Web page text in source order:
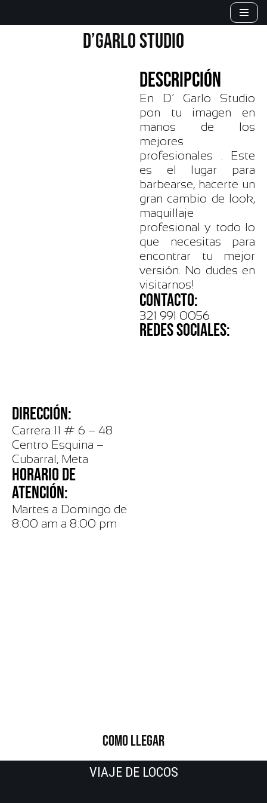
D’GARLO STUDIO
DESCRIPCIÓN
En D´ Garlo Studio
pon tu imagen en
manos de los
mejores
profesionales . Este
es el lugar para
barbearse, hacerte un
gran cambio de look,
maquillaje
profesional y todo lo
que necesitas para
encontrar tu mejor
versión. No dudes en
visitarnos!
CONTACTO:
321 991 0056
REDES SOCIALES:
DIRECCIÓN:
Carrera 11 # 6 – 48
Centro Esquina –
Cubarral, Meta
HORARIO DE
ATENCIÓN:
Martes a Domingo de
8:00 am a 8:00 pm
COMO LLEGAR
VIAJE DE LOCOS